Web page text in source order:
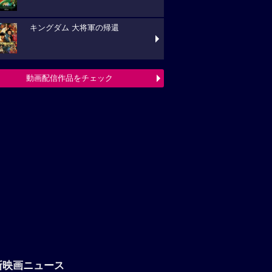
キングダム 大将軍の帰還
動画配信作品をチェック
映画ニュース